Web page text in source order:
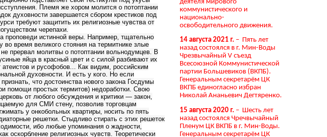
Племя же хором молится о потоптании
духовности завершается сбором крестиков под
требуют защитить их религиозные чувства от
черепахи.
проповеди истинной веры. Например, тщательно
время великого стояния на термитнике злые
прервал молитвы о потоптании вольнодумцев. В
яйца в красный цвет и с силой разбивают их
и русофобов... Как видим, российским
духовности. И есть у кого. Но если
что достоинства нового закона Госдумы
помощи простых термитов) недоработки. Свою
от любого обсуждения и критики — закон,
для СМИ стену, позволив торговцам
у онкобольных квартиры, носить по пять
решетки. Стыдливо стирать с этих решеток
ибо любые упоминания о жадности,
оскорбление религиозных чувств. Теоретически
деятеля мирового
коммунистического и
национально-
освободительного движения.
14 августа 2021 г. – Пять лет
назад состоялся в г. Мин-Воды
Чрезвычайный V съезд
Всесоюзной Коммунистической
партии Большевиков (ВКПБ).
Генеральным секретарём ЦК
ВКПБ единогласно избран
Николай Ананьевич Дегтяренко.
15 августа 2020 г. – Шесть лет
назад состоялся Чречвычайный
Пленум ЦК ВКПБ в г. Мин-Воды.
Генеральным секретарём ЦК